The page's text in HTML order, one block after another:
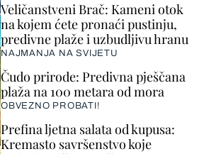
Veličanstveni Brač: Kameni otok
na kojem ćete pronaći pustinju,
predivne plaže i uzbudljivu hranu
NAJMANJA NA SVIJETU
Čudo prirode: Predivna pješčana
plaža na 100 metara od mora
OBVEZNO PROBATI!
Prefina ljetna salata od kupusa:
Kremasto savršenstvo koje